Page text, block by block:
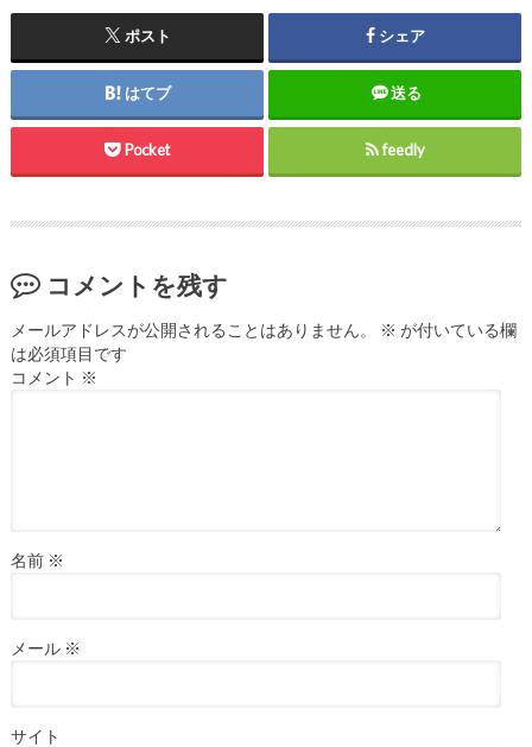
ポスト シェア
はてブ 送る
Pocket feedly
コメントを残す
メールアドレスが公開されることはありません。 ※ が付いている欄
は必須項目です
コメント ※
名前 ※
メール ※
サイト